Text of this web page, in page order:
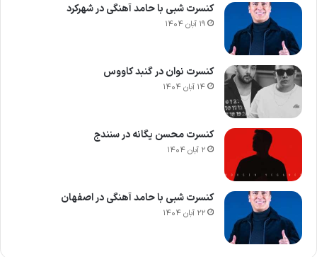
کنسرت شبی با حامد آهنگی در شهرکرد
۱۹ آبان ۱۴۰۴
کنسرت نوان در گنبد کاووس
۱۴ آبان ۱۴۰۴
کنسرت محسن یگانه در سنندج
۲ آبان ۱۴۰۴
کنسرت شبی با حامد آهنگی در اصفهان
۲۲ آبان ۱۴۰۴